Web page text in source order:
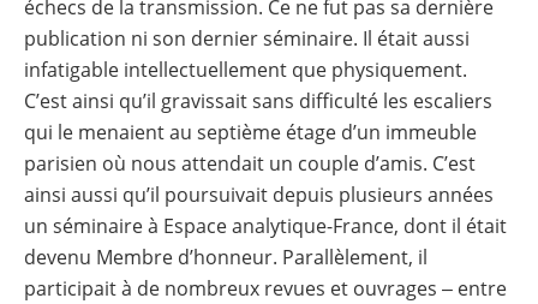
échecs de la transmission. Ce ne fut pas sa dernière
publication ni son dernier séminaire. Il était aussi
infatigable intellectuellement que physiquement.
C’est ainsi qu’il gravissait sans difficulté les escaliers
qui le menaient au septième étage d’un immeuble
parisien où nous attendait un couple d’amis. C’est
ainsi aussi qu’il poursuivait depuis plusieurs années
un séminaire à Espace analytique-France, dont il était
devenu Membre d’honneur. Parallèlement, il
participait à de nombreux revues et ouvrages ‒ entre